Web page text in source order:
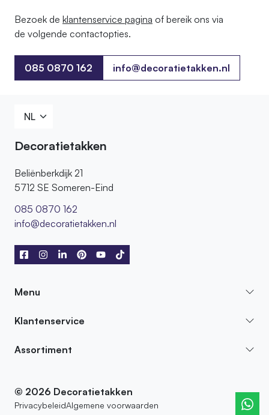
Bezoek de klantenservice pagina of bereik ons ​​via
de volgende contactopties.
085 0870 162
085 0870 162
info@decoratietakken.nl
Decoratietakken
Beliënberkdijk 21
5712 SE Someren-Eind
085 0870 162
info@decoratietakken.nl
Menu
Klantenservice
Assortiment
© 2026 Decoratietakken
PrivacybeleidAlgemene voorwaarden